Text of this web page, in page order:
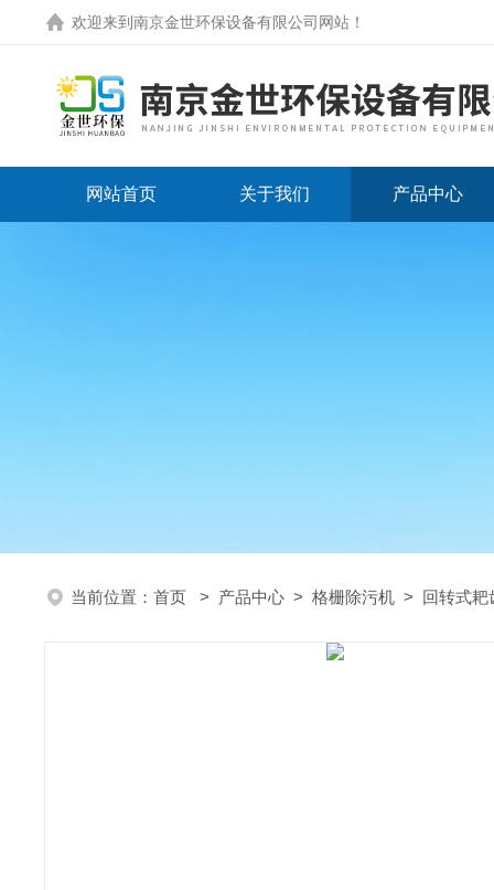
欢迎来到 南京金世环保设备有限公司网站 ！
网站首页 关于我们 产品中心
当前位置： 首页 > 产品中心 > 格栅除污机 > 回转式耙